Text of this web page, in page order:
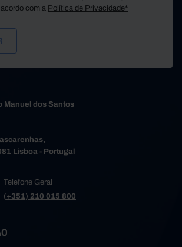
com a Política de Privacidade*
Manuel dos Santos
Lisboa - Portugal
Telefone Geral
(+351) 210 015 800